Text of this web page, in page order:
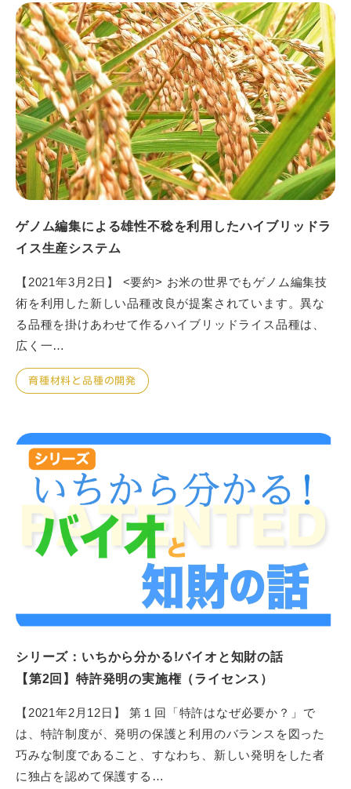
ゲノム編集による雄性不稔を利用したハイブリッドラ
イス生産システム
【2021年3月2日】 <要約> お米の世界でもゲノム編集技
術を利用した新しい品種改良が提案されています。異な
る品種を掛けあわせて作るハイブリッドライス品種は、
広く一…
育種材料と品種の開発
シリーズ：いちから分かる!バイオと知財の話
【第2回】特許発明の実施権（ライセンス）
【2021年2月12日】 第１回「特許はなぜ必要か？」で
は、特許制度が、発明の保護と利用のバランスを図った
巧みな制度であること、すなわち、新しい発明をした者
に独占を認めて保護する…